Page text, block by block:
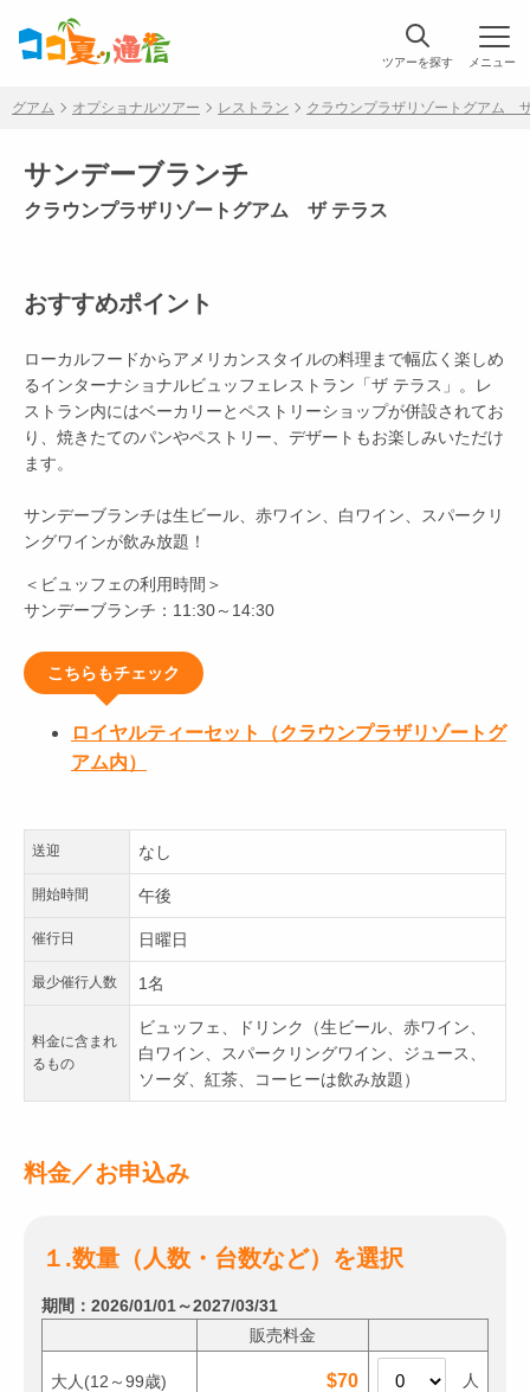
ツアーを探す
グアム オプショナルツアー レストラン クラウンプラザリゾートグアム
サンデーブランチ
クラウンプラザリゾートグアム ザ テラス
おすすめポイント
ローカルフードからアメリカンスタイルの料理まで幅広く楽しめ
るインターナショナルビュッフェレストラン「ザ テラス」。レ
ストラン内にはベーカリーとペストリーショップが併設されてお
り、焼きたてのパンやペストリー、デザートもお楽しみいただけ
ます。
サンデーブランチは生ビール、赤ワイン、白ワイン、スパークリ
ングワインが飲み放題！
＜ビュッフェの利用時間＞
サンデーブランチ：11:30～14:30
こちらもチェック
ロイヤルティーセット（クラウンプラザリゾートグ
アム内）
送迎 なし
開始時間 午後
催行日 日曜日
最少催行人数 1名
料金に含まれ
るもの
ビュッフェ、ドリンク（生ビール、赤ワイン、
白ワイン、スパークリングワイン、ジュース、
ソーダ、紅茶、コーヒーは飲み放題）
料金／お申込み
１.数量（人数・台数など）を選択
期間：2026/01/01～2027/03/31
販売料金
大人 (12～99歳) $70 人
メニュー